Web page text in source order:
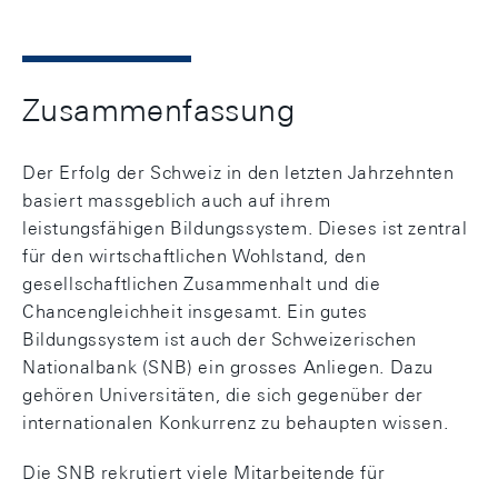
Zusammenfassung
Der Erfolg der Schweiz in den letzten Jahrzehnten
basiert massgeblich auch auf ihrem
leistungsfähigen Bildungssystem. Dieses ist zentral
für den wirtschaftlichen Wohlstand, den
gesellschaftlichen Zusammenhalt und die
Chancengleichheit insgesamt. Ein gutes
Bildungssystem ist auch der Schweizerischen
Nationalbank (SNB) ein grosses Anliegen. Dazu
gehören Universitäten, die sich gegenüber der
internationalen Konkurrenz zu behaupten wissen.
Die SNB rekrutiert viele Mitarbeitende für